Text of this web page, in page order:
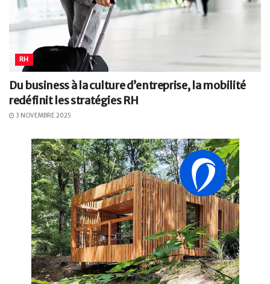
RH
Du business à la culture d’entreprise, la mobilité
redéfinit les stratégies RH
3 NOVEMBRE 2025